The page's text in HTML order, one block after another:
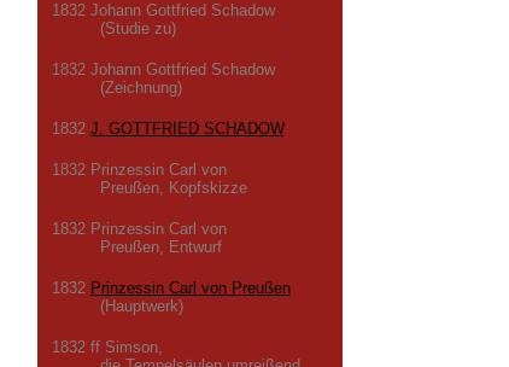
1832 Johann Gottfried Schadow
(Studie zu)
1832 Johann Gottfried Schadow
(Zeichnung)
1832 J. GOTTFRIED SCHADOW
1832 Prinzessin Carl von
Preußen, Kopfskizze
1832 Prinzessin Carl von
Preußen, Entwurf
1832 Prinzessin Carl von Preußen
(Hauptwerk)
1832 ff Simson,